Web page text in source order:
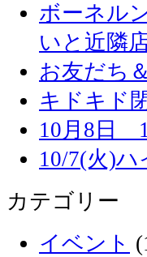
ボーネル
いと近隣
お友だち
キドキド
10月8日
10/7(火)
カテゴリー
イベント